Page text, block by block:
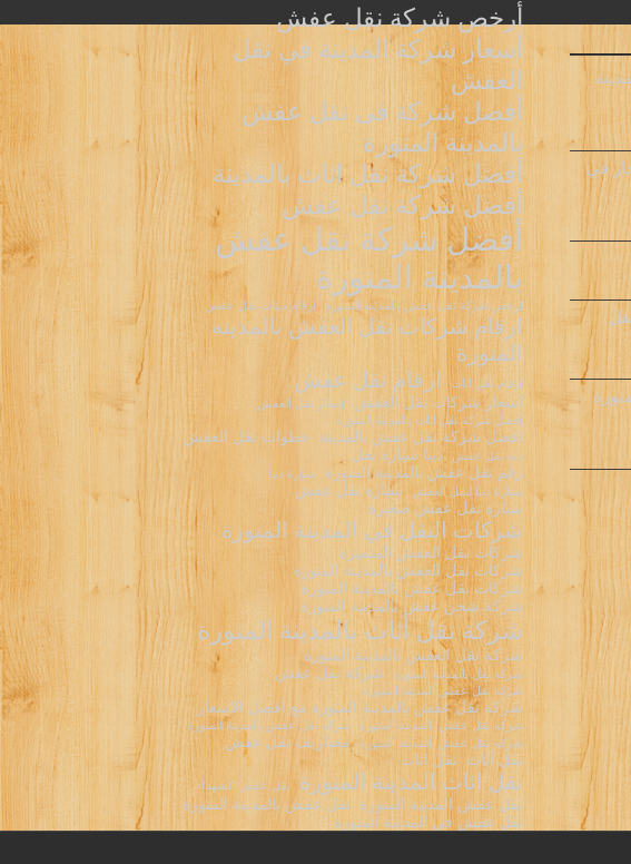
في
أرخص شركة نقل عفش
أسعار شركة المدينة في نقل
العفش
أفضل شركة فى نقل عفش
بالمدينة المنورة
أفضل شركة نقل اثاث بالمدينة
أفضل شركة نقل عفش
أفضل شركة نقل عفش
بالمدينة المنورة
ارخص شركة نقل عفش بالمدينة المنورة ارقام دينات نقل عفش
ارقام شركات نقل العفش بالمدينه
المنورة
ارقام نقل اثاث ارقام نقل عفش
اسعار شركات نقل العفش
اسعار نقل العفش
افضل شركة نقل اثاث بالمدينة المنورة
افضل شركة نقل عفش بالمدينة خطوات نقل العفش
دنه نقل عفش
دينا سيارة نقل
رقم نقل عفش بالمدينة المنورة
سيارة دينا
سيارة دينا لنقل العفش
سيارة نقل عفش
سيارة نقل عفش صغيرة
شركات النقل في المدينة المنورة
شركات نقل العفش المتميزة
شركات نقل العفش بالمدينة المنورة
شركات نقل عفش بالمدينة المنورة
شركة شحن عفش بالمدينة المنورة
شركة نقل أثاث بالمدينة المنورة
شركة نقل العفش بالمدينة المنورة
شركة نقل بالمدينة المنورة شركة نقل عفش
شركة نقل عفش المدينة المنورة
شركة نقل عفش بالمدينة المنورة مع أفضل الاسعار
شركة نقل عفش بالمدينه المنوره
شركه نقل عفش بالمدينة المنورة
شركه نقل عفش بالمدينه المنورة
مصاريف نقل عفش
نقل أثاث
نقل اثاث
نقل اثاث المدينة المنورة نقل عفش الشهداء
نقل عفش المدينة المنورة
نقل عفش بالمدينة المنورة
نقل عفش في المدينة المنورة